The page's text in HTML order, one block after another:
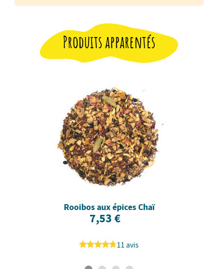
Produits apparentés
Rooibos aux épices Chaï
7,53 €
11 avis